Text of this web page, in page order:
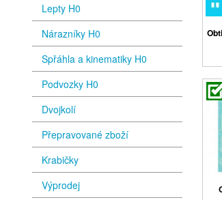
Lepty H0
Nárazníky H0
Spřáhla a kinematiky H0
Podvozky H0
Dvojkolí
Přepravované zboží
Krabičky
Výprodej